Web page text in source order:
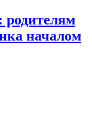
родителям
началом